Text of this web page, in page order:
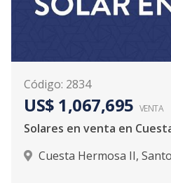
Código: 2834
US$ 1,067,695 VENTA
Solares en venta en
Cuesta Hermosa II,